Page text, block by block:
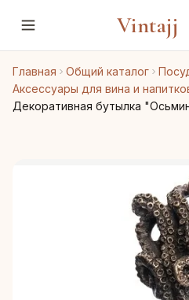
Vintajj
Главная Общий каталог
Аксессуары для вина и
Декоративная бутылка